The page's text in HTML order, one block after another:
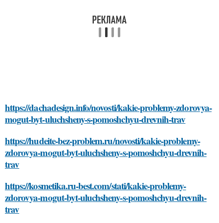
https://dachadesign.info/novosti/kakie-problemy-zdorovya-
mogut-byt-uluchsheny-s-pomoshchyu-drevnih-trav
https://hudeite-bez-problem.ru/novosti/kakie-problemy-
zdorovya-mogut-byt-uluchsheny-s-pomoshchyu-drevnih-
trav
https://kosmetika.ru-best.com/stati/kakie-problemy-
zdorovya-mogut-byt-uluchsheny-s-pomoshchyu-drevnih-
trav